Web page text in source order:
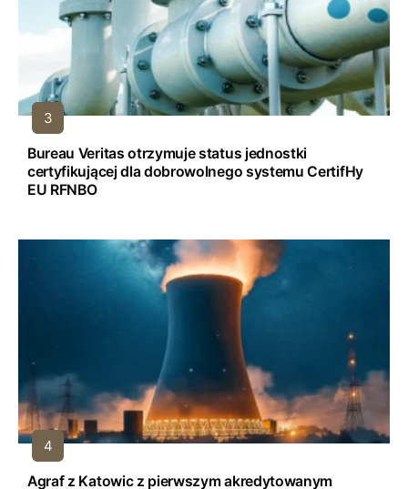
Bureau Veritas otrzymuje status jednostki
certyfikującej dla dobrowolnego systemu CertifHy
EU RFNBO
Agraf z Katowic z pierwszym akredytowanym